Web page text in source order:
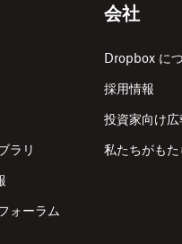
ラリ
ォーラム
会社
Dropbox に
採用情報
投資家向け広
私たちがも